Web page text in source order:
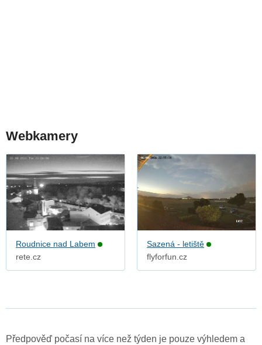
Webkamery
Roudnice nad Labem
rete.cz
Sazená - letiště
flyforfun.cz
Předpověď počasí na více než týden je pouze výhledem a